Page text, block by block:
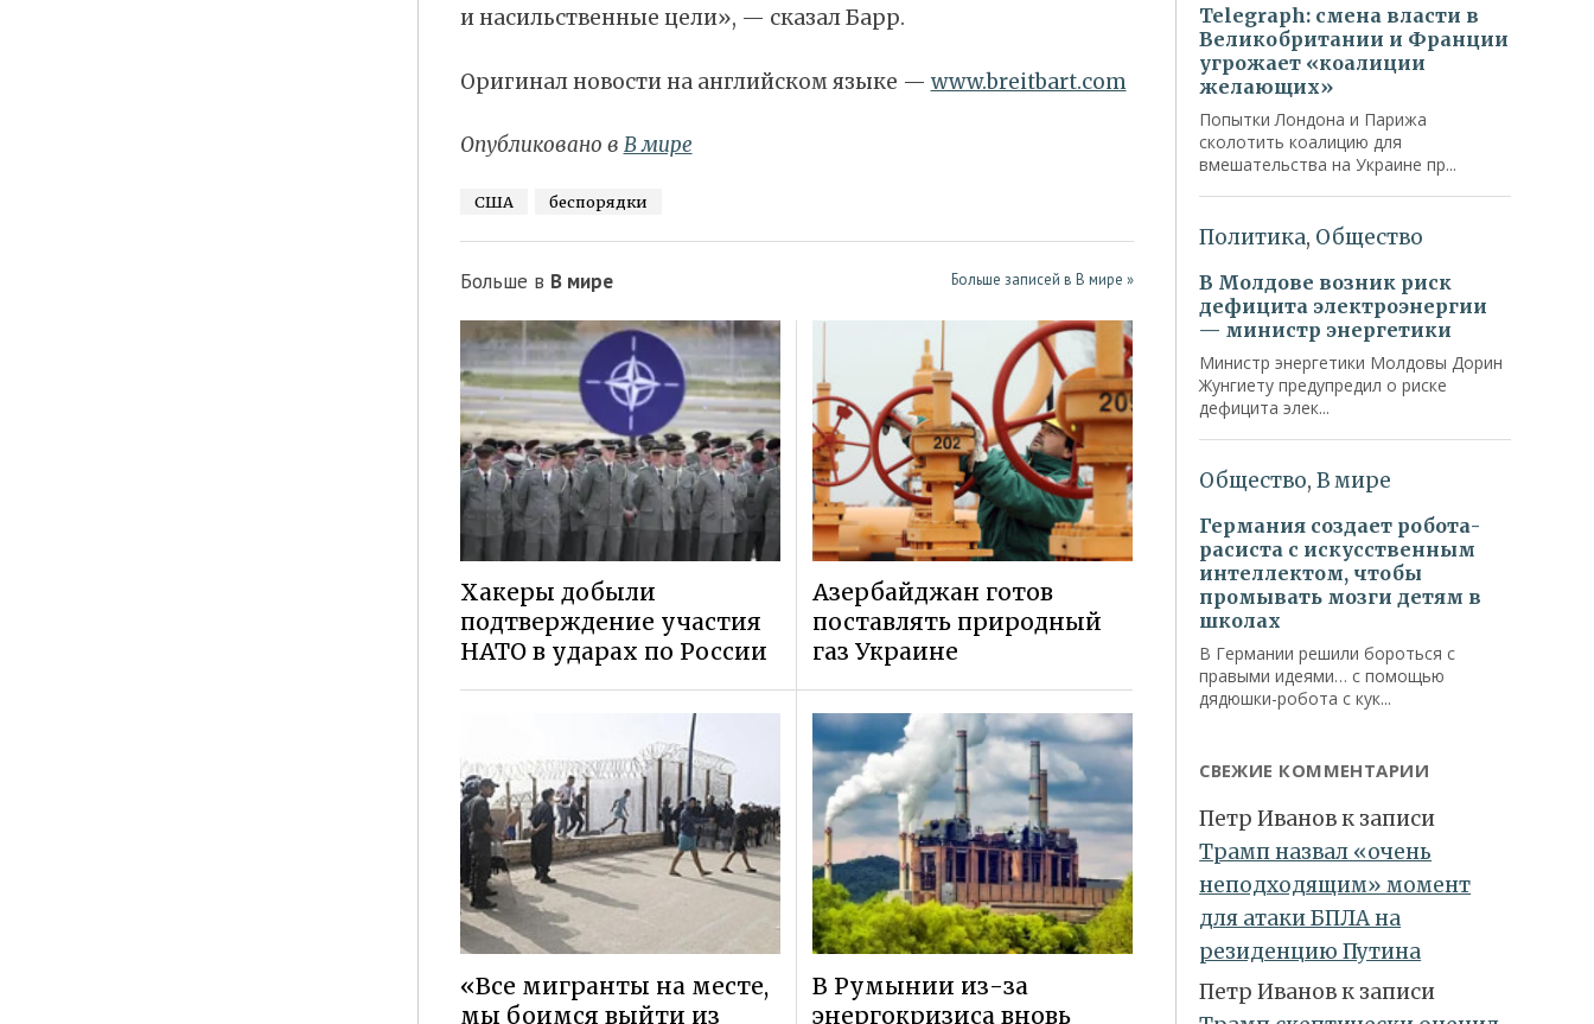
и насильственные цели», — сказал Барр.
Оригинал новости на английском языке — www.breitbart.com
Опубликовано в В мире
США беспорядки
Больше в В мире Больше записей в В мире »
Хакеры добыли
подтверждение участия
НАТО в ударах по России
Азербайджан готов
поставлять природный
газ Украине
«Все мигранты на месте,
мы боимся выйти из
В Румынии из-за
энергокризиса вновь
СВЕЖИЕ КОММЕНТАРИИ
Петр Ивановк записи
Трамп назвал «очень
неподходящим» момент
для атаки БПЛА на
резиденцию Путина
Петр Ивановк записи